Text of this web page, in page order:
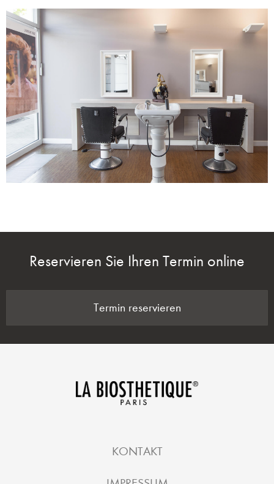
Reservieren Sie Ihren Termin online
Termin reservieren
KONTAKT